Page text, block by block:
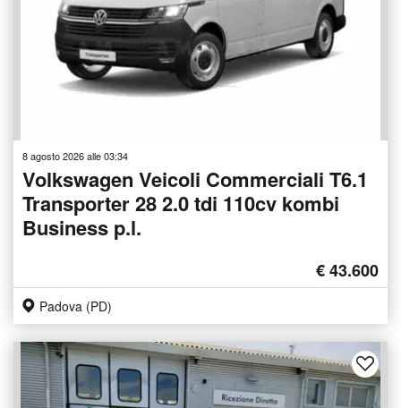
8 agosto 2026 alle 03:34
Volkswagen Veicoli Commerciali T6.1
Transporter 28 2.0 tdi 110cv kombi
Business p.l.
€ 43.600
Padova (PD)